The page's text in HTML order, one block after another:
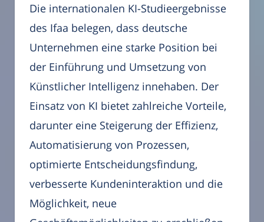
Die internationalen KI-Studieergebnisse
des Ifaa belegen, dass deutsche
Unternehmen eine starke Position bei
der Einführung und Umsetzung von
Künstlicher Intelligenz innehaben. Der
Einsatz von KI bietet zahlreiche Vorteile,
darunter eine Steigerung der Effizienz,
Automatisierung von Prozessen,
optimierte Entscheidungsfindung,
verbesserte Kundeninteraktion und die
Möglichkeit, neue